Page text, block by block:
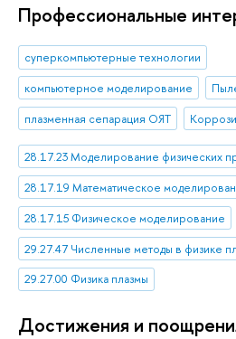
Профессиональные
суперкомпьютерные технологии
компьютерное моделирование
плазменная сепарация ОЯТ
28.17.23 Моделирование физических
28.17.19 Математическое
28.17.15 Физическое моделирование
29.27.47 Численные методы в физике
29.27.00 Физика плазмы
Достижения и